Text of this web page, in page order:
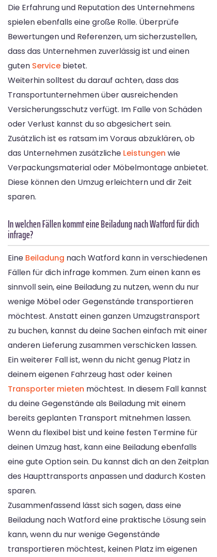
Die Erfahrung und Reputation des Unternehmens
spielen ebenfalls eine große Rolle. Überprüfe
Bewertungen und Referenzen, um sicherzustellen,
dass das Unternehmen zuverlässig ist und einen
guten Service bietet.
Weiterhin solltest du darauf achten, dass das
Transportunternehmen über ausreichenden
Versicherungsschutz verfügt. Im Falle von Schäden
oder Verlust kannst du so abgesichert sein.
Zusätzlich ist es ratsam im Voraus abzuklären, ob
das Unternehmen zusätzliche Leistungen wie
Verpackungsmaterial oder Möbelmontage anbietet.
Diese können den Umzug erleichtern und dir Zeit
sparen.
In welchen Fällen kommt eine Beiladung nach Watford für dich
infrage?
Eine Beiladung nach Watford kann in verschiedenen
Fällen für dich infrage kommen. Zum einen kann es
sinnvoll sein, eine Beiladung zu nutzen, wenn du nur
wenige Möbel oder Gegenstände transportieren
möchtest. Anstatt einen ganzen Umzugstransport
zu buchen, kannst du deine Sachen einfach mit einer
anderen Lieferung zusammen verschicken lassen.
Ein weiterer Fall ist, wenn du nicht genug Platz in
deinem eigenen Fahrzeug hast oder keinen
Transporter mieten möchtest. In diesem Fall kannst
du deine Gegenstände als Beiladung mit einem
bereits geplanten Transport mitnehmen lassen.
Wenn du flexibel bist und keine festen Termine für
deinen Umzug hast, kann eine Beiladung ebenfalls
eine gute Option sein. Du kannst dich an den Zeitplan
des Haupttransports anpassen und dadurch Kosten
sparen.
Zusammenfassend lässt sich sagen, dass eine
Beiladung nach Watford eine praktische Lösung sein
kann, wenn du nur wenige Gegenstände
transportieren möchtest, keinen Platz im eigenen